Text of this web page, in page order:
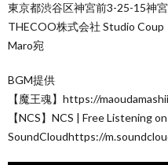
東京都渋谷区神宮前3-25-15神
THECOO株式会社 Studio Coup
Maro宛
BGM提供
【魔王魂】https://
【NCS】NCS | Free Listening on
SoundCloudhttps://